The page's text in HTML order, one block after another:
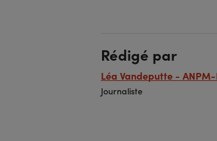
Rédigé par
Léa Vandeputte -
Journaliste